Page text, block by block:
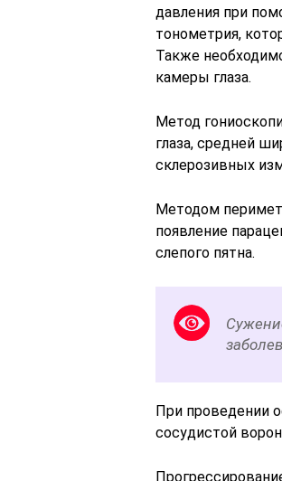
давления при
тонометрия,
Также
камеры глаза.
Метод
глаза, средней
склерозивных
Методом
появление
слепого пятна.
При проведении
сосудистой